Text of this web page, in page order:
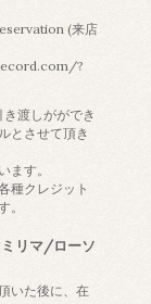
(来店
?
渡しがができ
とさせて頂き
ます。
種クレジット
。
ミリマ/ローソ
いた後に、在